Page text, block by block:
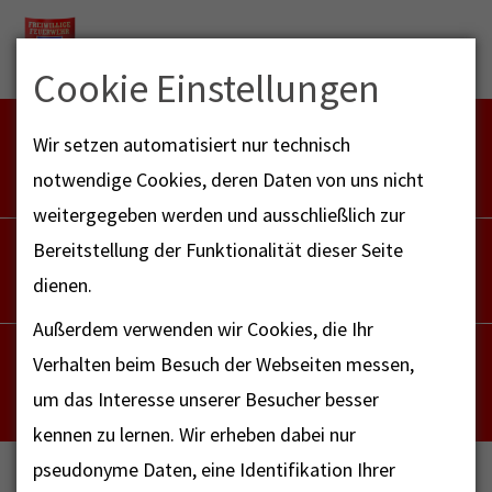
Menu
FEUERWEHR NOTFALL-RETTUNGSDIENST
112
POLIZEI
NOTRUF - FAX FÜR HÖRBEHINDERTE
112
Cookie Einstellungen
Wir setzen automatisiert nur technisch
notwendige Cookies, deren Daten von uns nicht
weitergegeben werden und ausschließlich zur
Bereitstellung der Funktionalität dieser Seite
dienen.
Außerdem verwenden wir Cookies, die Ihr
Verhalten beim Besuch der Webseiten messen,
um das Interesse unserer Besucher besser
kennen zu lernen. Wir erheben dabei nur
pseudonyme Daten, eine Identifikation Ihrer